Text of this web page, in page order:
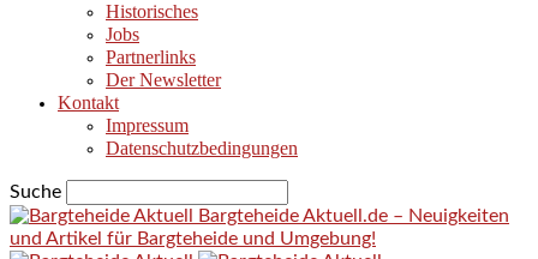
Historisches
Jobs
Partnerlinks
Der Newsletter
Kontakt
Impressum
Datenschutzbedingungen
Suche
Bargteheide Aktuell.de – Neuigkeiten
und Artikel für Bargteheide und Umgebung!